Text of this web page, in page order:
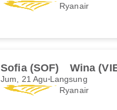
Ryanair
Sofia (SOF) Wina
Jum, 21 Agu Langsung
Ryanair